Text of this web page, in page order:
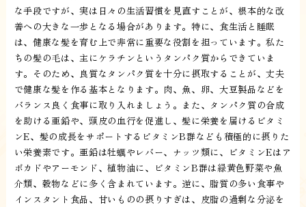
な手段ですが、実は日々の生活習慣を見直すことが、根本的な改
善への大きな一歩となる場合があります。特に、食生活と睡眠
は、健康な髪を育む上で非常に重要な役割を担っています。私た
ちの髪の毛は、主にケラチンというタンパク質からできていま
す。そのため、良質なタンパク質を十分に摂取することが、丈夫
で健康な髪を作る基本となります。肉、魚、卵、大豆製品などを
バランス良く食事に取り入れましょう。また、タンパク質の合成
を助ける亜鉛や、頭皮の血行を促進し、髪に栄養を届けるビタミ
ンE、髪の成長をサポートするビタミンB群なども積極的に摂りた
い栄養素です。亜鉛は牡蠣やレバー、ナッツ類に、ビタミンEはア
ボカドやアーモンド、植物油に、ビタミンB群は緑黄色野菜や魚
介類、穀物などに多く含まれています。逆に、脂質の多い食事や
インスタント食品、甘いものの摂りすぎは、皮脂の過剰な分泌を